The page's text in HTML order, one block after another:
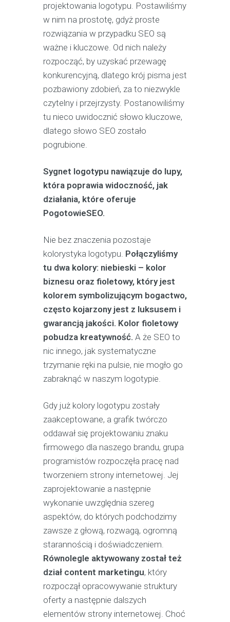
projektowania logotypu. Postawiliśmy
w nim na prostotę, gdyż proste
rozwiązania w przypadku SEO są
ważne i kluczowe. Od nich należy
rozpocząć, by uzyskać przewagę
konkurencyjną, dlatego krój pisma jest
pozbawiony zdobień, za to niezwykle
czytelny i przejrzysty. Postanowiliśmy
tu nieco uwidocznić słowo kluczowe,
dlatego słowo SEO zostało
pogrubione.
Sygnet logotypu nawiązuje do lupy,
która poprawia widoczność, jak
działania, które oferuje
PogotowieSEO.
Nie bez znaczenia pozostaje
kolorystyka logotypu. Połączyliśmy
tu dwa kolory: niebieski – kolor
biznesu oraz fioletowy, który jest
kolorem symbolizującym bogactwo,
często kojarzony jest z luksusem i
gwarancją jakości. Kolor fioletowy
pobudza kreatywność. A że SEO to
nic innego, jak systematyczne
trzymanie ręki na pulsie, nie mogło go
zabraknąć w naszym logotypie.
Gdy już kolory logotypu zostały
zaakceptowane, a grafik twórczo
oddawał się projektowaniu znaku
firmowego dla naszego brandu, grupa
programistów rozpoczęła pracę nad
tworzeniem strony internetowej. Jej
zaprojektowanie a następnie
wykonanie uwzględnia szereg
aspektów, do których podchodzimy
zawsze z głową, rozwagą, ogromną
starannością i doświadczeniem.
Równolegle aktywowany został też
dział content marketingu, który
rozpoczął opracowywanie struktury
oferty a następnie dalszych
elementów strony internetowej. Choć